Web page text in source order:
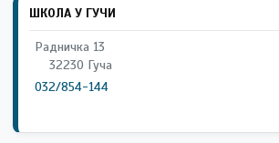
ШКОЛА У ГУЧИ
Радничка 13
32230 Гуча
032/854-144